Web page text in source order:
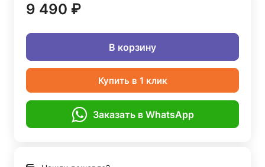
9 490 ₽
В корзину
Купить в 1 клик
Заказать в WhatsApp